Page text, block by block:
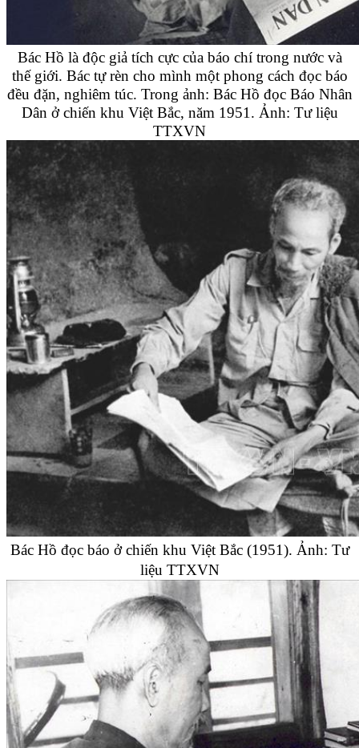
Bác Hồ là độc giả tích cực của báo chí trong nước và
thế giới. Bác tự rèn cho mình một phong cách đọc báo
đều đặn, nghiêm túc. Trong ảnh: Bác Hồ đọc Báo Nhân
Dân ở chiến khu Việt Bắc, năm 1951. Ảnh: Tư liệu
TTXVN
Bác Hồ đọc báo ở chiến khu Việt Bắc (1951). Ảnh: Tư
liệu TTXVN